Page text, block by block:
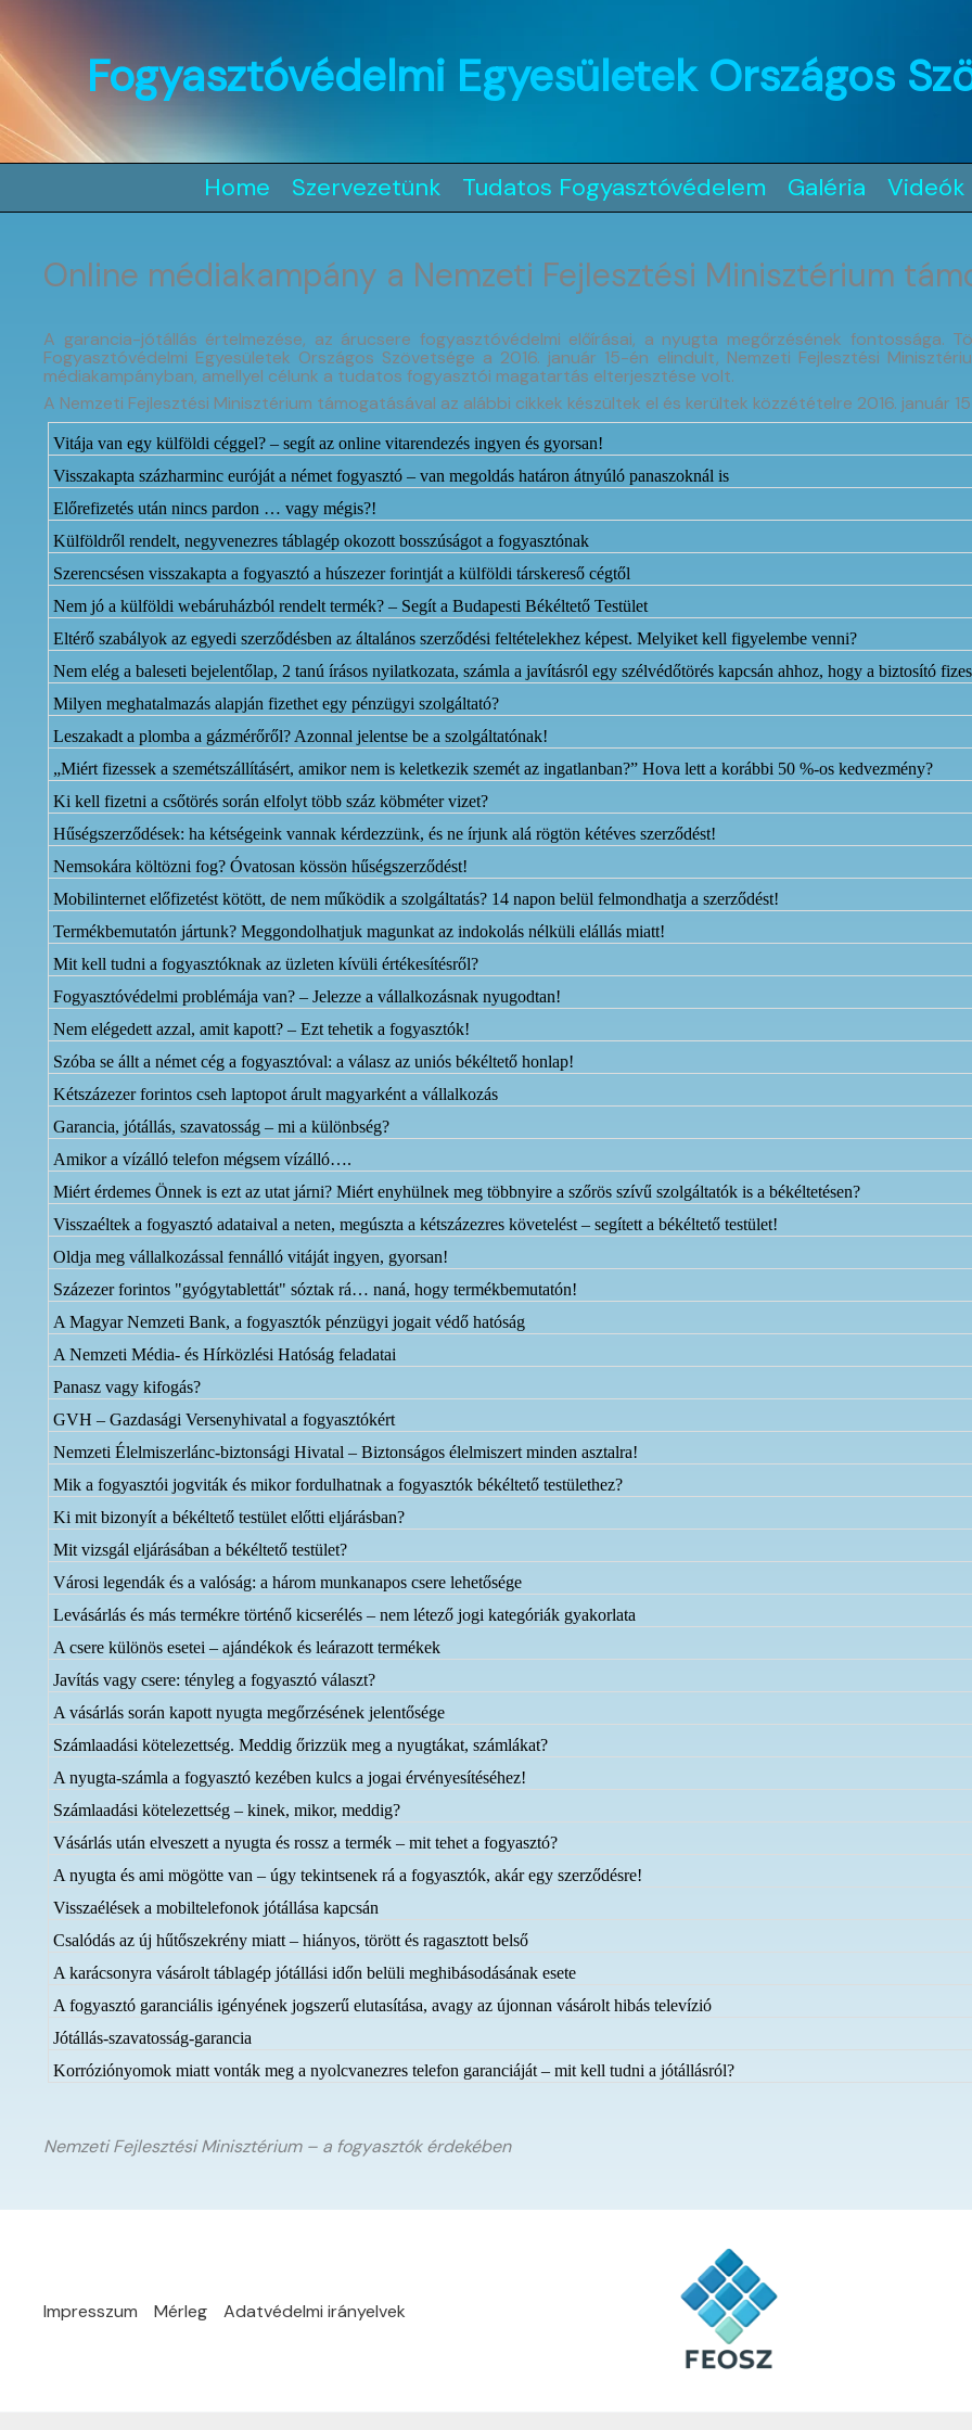
content
Fogyasztóvédelmi Egyesületek Országos
Home Szervezetünk Tudatos Fogyasztóvédelem Galéria Videók
Online médiakampány a Nemzeti Fejlesztési Minisztérium
A garancia-jótállás értelmezése, az árucsere fogyasztóvédelmi előírásai, a nyugta megőrzésének fontossága.
Fogyasztóvédelmi Egyesületek Országos Szövetsége a 2016. január 15-én elindult, Nemzeti Fejlesztési
médiakampányban, amellyel célunk a tudatos fogyasztói magatartás elterjesztése volt.
A Nemzeti Fejlesztési Minisztérium támogatásával az alábbi cikkek készültek el és kerültek közzétételre 2016. január
Vitája van egy külföldi céggel? – segít az online vitarendezés ingyen és gyorsan!
Visszakapta százharminc euróját a német fogyasztó – van megoldás határon átnyúló panaszoknál is
Előrefizetés után nincs pardon … vagy mégis?!
Külföldről rendelt, negyvenezres táblagép okozott bosszúságot a fogyasztónak
Szerencsésen visszakapta a fogyasztó a húszezer forintját a külföldi társkereső cégtől
Nem jó a külföldi webáruházból rendelt termék? – Segít a Budapesti Békéltető Testület
Eltérő szabályok az egyedi szerződésben az általános szerződési feltételekhez képest. Melyiket kell figyelembe venni?
Nem elég a baleseti bejelentőlap, 2 tanú írásos nyilatkozata, számla a javításról egy szélvédőtörés kapcsán ahhoz, hogy a biztosító
Milyen meghatalmazás alapján fizethet egy pénzügyi szolgáltató?
Leszakadt a plomba a gázmérőről? Azonnal jelentse be a szolgáltatónak!
„Miért fizessek a szemétszállításért, amikor nem is keletkezik szemét az ingatlanban?” Hova lett a korábbi 50 %-os kedvezmény?
Ki kell fizetni a csőtörés során elfolyt több száz köbméter vizet?
Hűségszerződések: ha kétségeink vannak kérdezzünk, és ne írjunk alá rögtön kétéves szerződést!
Nemsokára költözni fog? Óvatosan kössön hűségszerződést!
Mobilinternet előfizetést kötött, de nem működik a szolgáltatás? 14 napon belül felmondhatja a szerződést!
Termékbemutatón jártunk? Meggondolhatjuk magunkat az indokolás nélküli elállás miatt!
Mit kell tudni a fogyasztóknak az üzleten kívüli értékesítésről?
Fogyasztóvédelmi problémája van? – Jelezze a vállalkozásnak nyugodtan!
Nem elégedett azzal, amit kapott? – Ezt tehetik a fogyasztók!
Szóba se állt a német cég a fogyasztóval: a válasz az uniós békéltető honlap!
Kétszázezer forintos cseh laptopot árult magyarként a vállalkozás
Garancia, jótállás, szavatosság – mi a különbség?
Amikor a vízálló telefon mégsem vízálló….
Miért érdemes Önnek is ezt az utat járni? Miért enyhülnek meg többnyire a szőrös szívű szolgáltatók is a békéltetésen?
Visszaéltek a fogyasztó adataival a neten, megúszta a kétszázezres követelést – segített a békéltető testület!
Oldja meg vállalkozással fennálló vitáját ingyen, gyorsan!
Százezer forintos "gyógytablettát" sóztak rá… naná, hogy termékbemutatón!
A Magyar Nemzeti Bank, a fogyasztók pénzügyi jogait védő hatóság
A Nemzeti Média- és Hírközlési Hatóság feladatai
Panasz vagy kifogás?
GVH – Gazdasági Versenyhivatal a fogyasztókért
Nemzeti Élelmiszerlánc-biztonsági Hivatal – Biztonságos élelmiszert minden asztalra!
Mik a fogyasztói jogviták és mikor fordulhatnak a fogyasztók békéltető testülethez?
Ki mit bizonyít a békéltető testület előtti eljárásban?
Mit vizsgál eljárásában a békéltető testület?
Városi legendák és a valóság: a három munkanapos csere lehetősége
Levásárlás és más termékre történő kicserélés – nem létező jogi kategóriák gyakorlata
A csere különös esetei – ajándékok és leárazott termékek
Javítás vagy csere: tényleg a fogyasztó választ?
A vásárlás során kapott nyugta megőrzésének jelentősége
Számlaadási kötelezettség. Meddig őrizzük meg a nyugtákat, számlákat?
A nyugta-számla a fogyasztó kezében kulcs a jogai érvényesítéséhez!
Számlaadási kötelezettség – kinek, mikor, meddig?
Vásárlás után elveszett a nyugta és rossz a termék – mit tehet a fogyasztó?
A nyugta és ami mögötte van – úgy tekintsenek rá a fogyasztók, akár egy szerződésre!
Visszaélések a mobiltelefonok jótállása kapcsán
Csalódás az új hűtőszekrény miatt – hiányos, törött és ragasztott belső
A karácsonyra vásárolt táblagép jótállási időn belüli meghibásodásának esete
A fogyasztó garanciális igényének jogszerű elutasítása, avagy az újonnan vásárolt hibás televízió
Jótállás-szavatosság-garancia
Korróziónyomok miatt vonták meg a nyolcvanezres telefon garanciáját – mit kell tudni a jótállásról?
Nemzeti Fejlesztési Minisztérium – a fogyasztók érdekében
Impresszum Mérleg Adatvédelmi irányelvek